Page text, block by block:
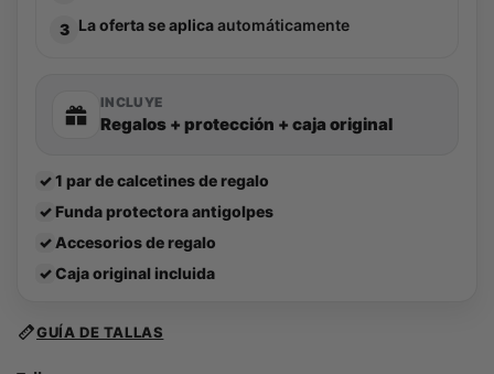
3 La oferta se aplicaautomáticamente
INCLUYE
Regalos + protección + caja original
✓1 par de calcetines de regalo
✓ Funda protectora antigolpes
✓ Accesorios de regalo
✓Caja original incluida
GUÍA DE TALLAS